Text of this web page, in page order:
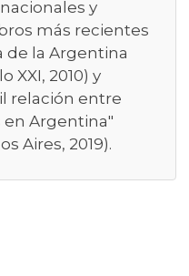
y
más recientes
de la Argentina
XXI, 2010) y
relación entre
Argentina"
Aires, 2019).